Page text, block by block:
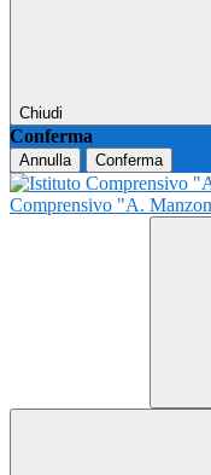
Chiudi
Conferma
Annulla Conferma
Comprensivo "A.